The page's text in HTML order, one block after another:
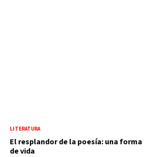
LITERATURA
El resplandor de la poesía: una forma
de vida